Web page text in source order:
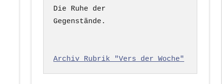
Die Ruhe der
Gegenstände.
Archiv Rubrik "Vers der Woche"